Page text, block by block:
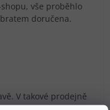
vše proběhlo
doručena.
z 5 hvězdiček.
V takové prodejně